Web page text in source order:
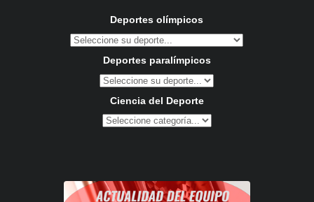
Deportes olímpicos
Deportes paralímpicos
Ciencia del Deporte